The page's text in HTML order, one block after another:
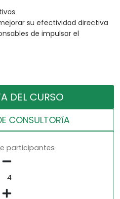
su efectividad directiva
de impulsar el
DEL CURSO
CONSULTORíA
participantes